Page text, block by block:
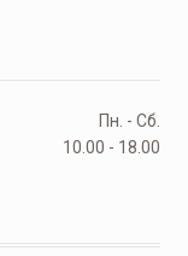
Пн. - Сб.
10.00 - 18.00